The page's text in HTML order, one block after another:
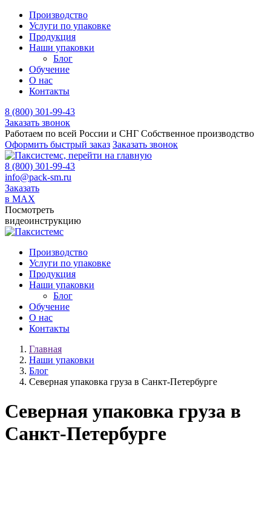
Производство
Услуги по упаковке
Продукция
Наши упаковки
Блог
Обучение
О нас
Контакты
8 (800) 301-99-43
Заказать звонок
Работаем по всей России и СНГ Собственное производство
Оформить быстрый заказ Заказать звонок
8 (800) 301-99-43
info@pack-sm.ru
Заказать
в MAX
Посмотреть
видеоинструкцию
Производство
Услуги по упаковке
Продукция
Наши упаковки
Блог
Обучение
О нас
Контакты
Главная
Наши упаковки
Блог
Северная упаковка груза в Санкт-Петербурге
Северная упаковка груза в
Санкт-Петербурге